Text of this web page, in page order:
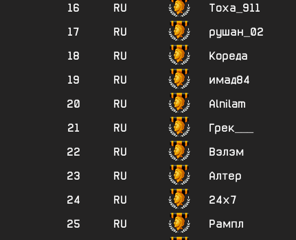
16
RU Тоха_911
17
RU рушан_02
18
RU Кореда
19
RU имад84
20
RU Alnilam
21
RU Грек___
22
RU Вэлэм
23
RU Алтер
24
RU 24х7
25
RU Рампл